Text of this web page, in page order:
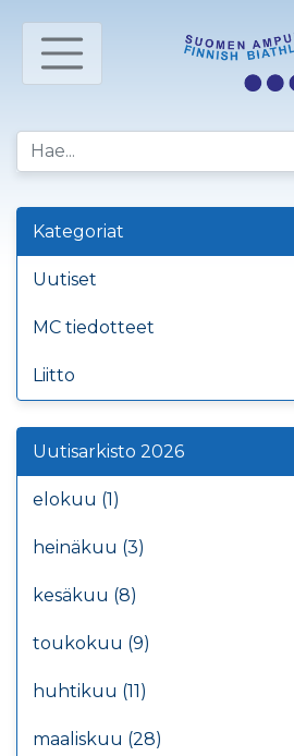
Kategoriat
Uutiset
MC tiedotteet
Liitto
Uutisarkisto 2026
elokuu (1)
heinäkuu (3)
kesäkuu (8)
toukokuu (9)
huhtikuu (11)
maaliskuu (28)